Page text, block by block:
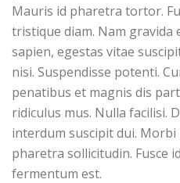
Mauris id pharetra tortor.
tristique diam. Nam gravida
sapien, egestas vitae
nisi. Suspendisse potenti.
penatibus et magnis dis
ridiculus mus. Nulla facilisi.
interdum suscipit dui.
pharetra sollicitudin. Fusce
fermentum est.